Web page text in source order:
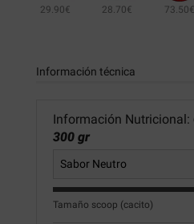
29.90€ 28.70€ 73.50€
Información técnica
Información Nutricional:
300 gr
Tamaño scoop (cacito)